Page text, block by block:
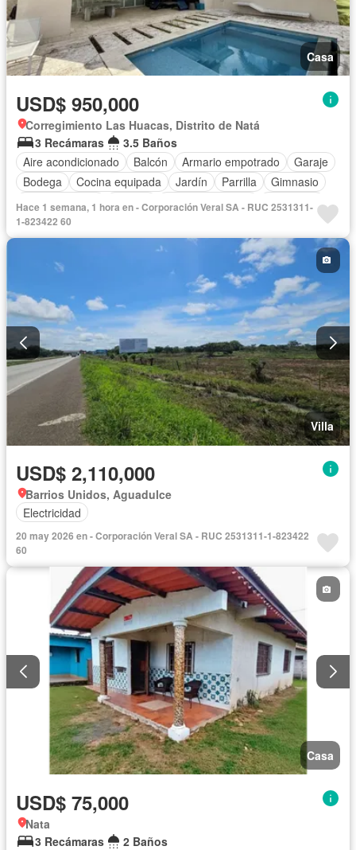
Casa
USD$ 950,000
Corregimiento Las Huacas, Distrito de Natá
3 Recámaras
3.5 Baños
Aire acondicionado
Balcón Armario empotrado
Garaje
Bodega
Cocina equipada Jardín Parrilla
Gimnasio
Cocina integral
Jacuzzi Vista panorámica
Seguridad
Cuarto de servicio
Hace 1 semana, 1 hora en - Corporación Veral SA - RUC 2531311-
1-823422 60
Villa
USD$ 2,110,000
Barrios Unidos, Aguadulce
Electricidad
20 may 2026 en - Corporación Veral SA - RUC 2531311-1-823422
60
Casa
USD$ 75,000
Nata
3 Recámaras
2 Baños